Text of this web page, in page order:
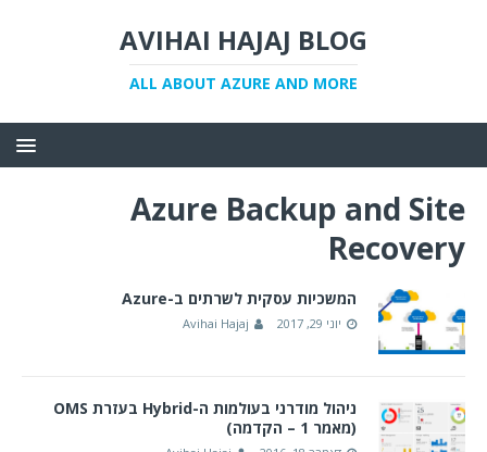
AVIHAI HAJAJ BLOG
ALL ABOUT AZURE AND MORE
Azure Backup and Site
Recovery
המשכיות עסקית לשרתים ב-Azure
יוני 29, 2017 Avihai Hajaj
ניהול מודרני בעולמות ה-Hybrid בעזרת OMS
(מאמר 1 – הקדמה)